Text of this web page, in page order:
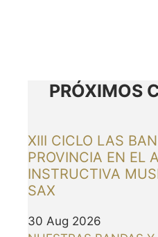
PRÓXIMOS
XIII CICLO LAS
PROVINCIA EN EL
INSTRUCTIVA
SAX
30 Aug 2026